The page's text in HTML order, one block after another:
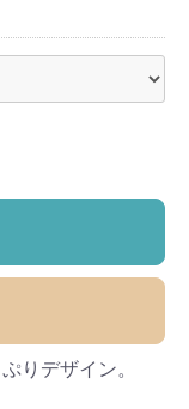
りデザイン。